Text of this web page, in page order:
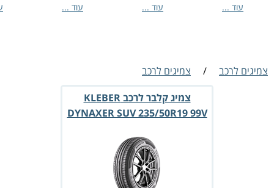
עוד ...
עוד ...
עוד ...
לרכב
צמיגים לרכב
צמיג קלבר לרכב KLEBER
DYNAXER SUV 235/50R19 99V